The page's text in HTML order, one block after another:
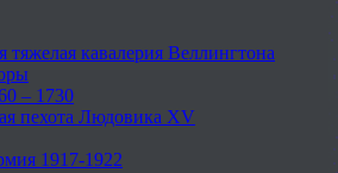
тяжелая кавалерия Веллингтона
– 1730
пехота Людовика XV
1917-1922